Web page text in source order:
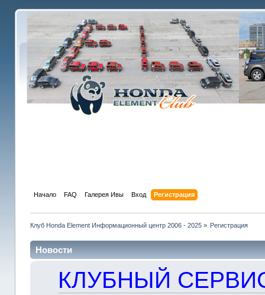
Начало FAQ Галерея Ивы Вход Регистрация
Клуб Honda Element Информационный центр 2006 - 2025» Регистрация
Новости
КЛУБНЫЙ